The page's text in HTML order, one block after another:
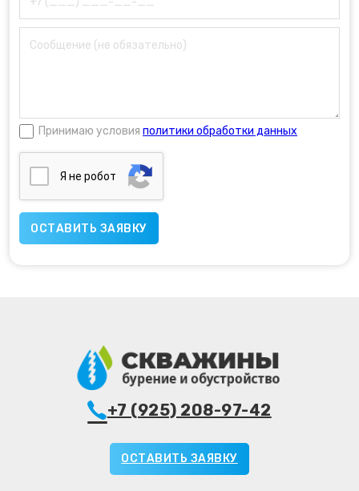
Принимаю условия политики обработки данных
Я нe poбoт
+7 (925) 208-97-42
ОСТАВИТЬ ЗАЯВКУ